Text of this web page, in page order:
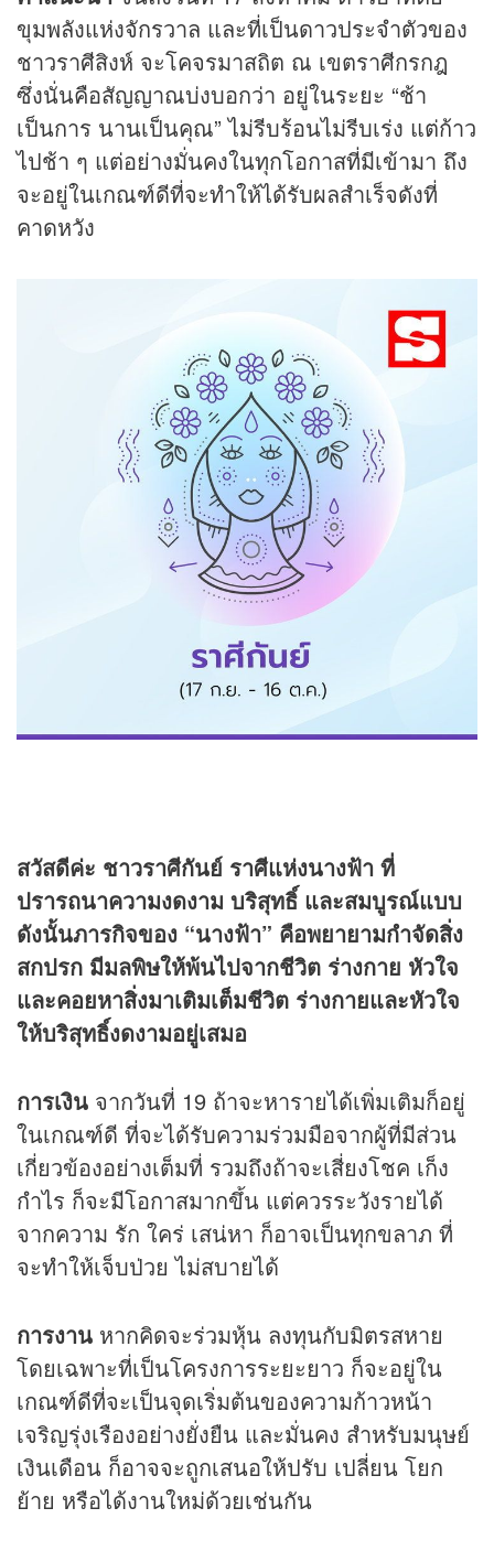
ขุมพลังแห่งจักรวาล และที่เป็นดาวประจำตัวของ
ชาวราศีสิงห์ จะโคจรมาสถิต ณ เขตราศีกรกฎ
ซึ่งนั่นคือสัญญาณบ่งบอกว่า อยู่ในระยะ “ช้า
เป็นการ นานเป็นคุณ” ไม่รีบร้อนไม่รีบเร่ง แต่ก้าว
ไปช้า ๆ แต่อย่างมั่นคงในทุกโอกาสที่มีเข้ามา ถึง
จะอยู่ในเกณฑ์ดีที่จะทำให้ได้รับผลสำเร็จดังที่
คาดหวัง
สวัสดีค่ะ ชาวราศีกันย์ ราศีแห่งนางฟ้า ที่
ปรารถนาความงดงาม บริสุทธิ์ และสมบูรณ์แบบ
ดังนั้นภารกิจของ “นางฟ้า” คือพยายามกำจัดสิ่ง
สกปรก มีมลพิษให้พ้นไปจากชีวิต ร่างกาย หัวใจ
และคอยหาสิ่งมาเติมเต็มชีวิต ร่างกายและหัวใจ
ให้บริสุทธิ์งดงามอยู่เสมอ
การเงิน จากวันที่ 19 ถ้าจะหารายได้เพิ่มเติมก็อยู่
ในเกณฑ์ดี ที่จะได้รับความร่วมมือจากผู้ที่มีส่วน
เกี่ยวข้องอย่างเต็มที่ รวมถึงถ้าจะเสี่ยงโชค เก็ง
กำไร ก็จะมีโอกาสมากขึ้น แต่ควรระวังรายได้
จากความ รัก ใคร่ เสน่หา ก็อาจเป็นทุกขลาภ ที่
จะทำให้เจ็บป่วย ไม่สบายได้
การงาน หากคิดจะร่วมหุ้น ลงทุนกับมิตรสหาย
โดยเฉพาะที่เป็นโครงการระยะยาว ก็จะอยู่ใน
เกณฑ์ดีที่จะเป็นจุดเริ่มต้นของความก้าวหน้า
เจริญรุ่งเรืองอย่างยั่งยืน และมั่นคง สำหรับมนุษย์
เงินเดือน ก็อาจจะถูกเสนอให้ปรับ เปลี่ยน โยก
ย้าย หรือได้งานใหม่ด้วยเช่นกัน